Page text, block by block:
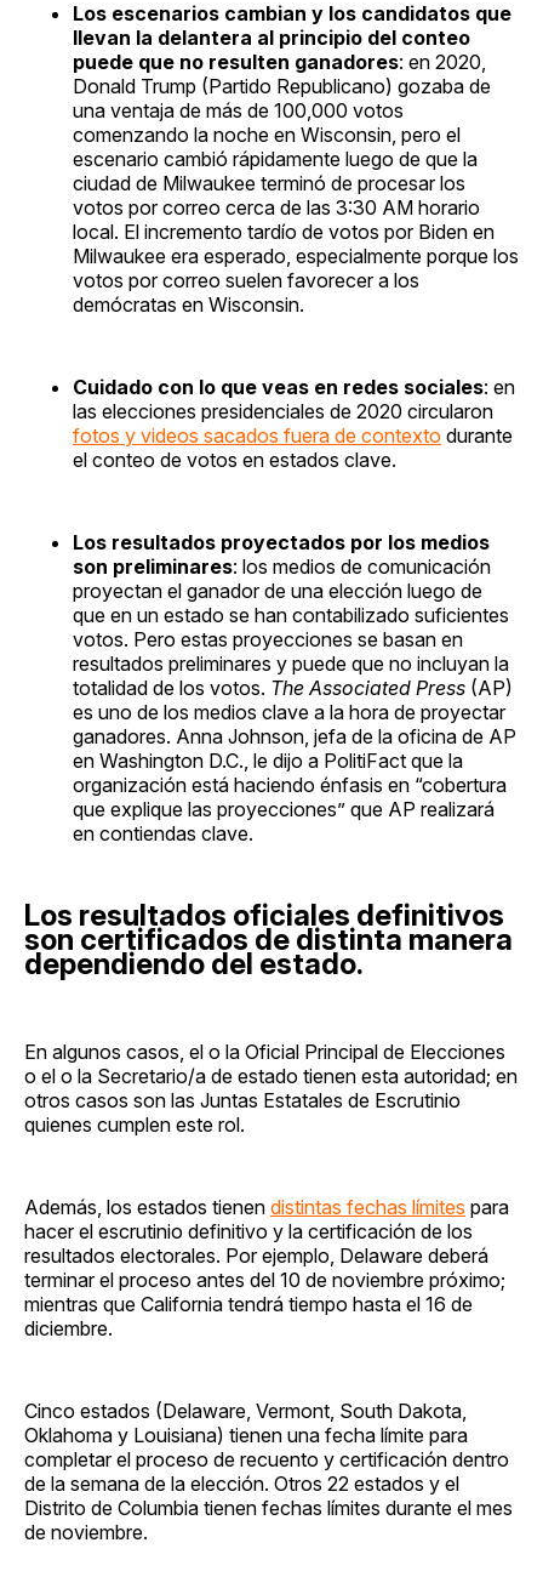
Los escenarios cambian y los candidatos que
llevan la delantera al principio del conteo
puede que no resulten ganadores: en 2020,
Donald Trump (Partido Republicano) gozaba de
una ventaja de más de 100,000 votos
comenzando la noche en Wisconsin, pero el
escenario cambió rápidamente luego de que la
ciudad de Milwaukee terminó de procesar los
votos por correo cerca de las 3:30 AM horario
local. El incremento tardío de votos por Biden en
Milwaukee era esperado, especialmente porque los
votos por correo suelen favorecer a los
demócratas en Wisconsin.
Cuidado con lo que veas en redes sociales: en
las elecciones presidenciales de 2020 circularon
fotos y videos sacados fuera de contexto durante
el conteo de votos en estados clave.
Los resultados proyectados por los medios
son preliminares: los medios de comunicación
proyectan el ganador de una elección luego de
que en un estado se han contabilizado suficientes
votos. Pero estas proyecciones se basan en
resultados preliminares y puede que no incluyan la
totalidad de los votos. The Associated Press (AP)
es uno de los medios clave a la hora de proyectar
ganadores. Anna Johnson, jefa de la oficina de AP
en Washington D.C., le dijo a PolitiFact que la
organización está haciendo énfasis en “cobertura
que explique las proyecciones” que AP realizará
en contiendas clave.
Los resultados oficiales definitivos
son certificados de distinta manera
dependiendo del estado.
En algunos casos, el o la Oficial Principal de Elecciones
o el o la Secretario/a de estado tienen esta autoridad; en
otros casos son las Juntas Estatales de Escrutinio
quienes cumplen este rol.
Además, los estados tienen distintas fechas límites para
hacer el escrutinio definitivo y la certificación de los
resultados electorales. Por ejemplo, Delaware deberá
terminar el proceso antes del 10 de noviembre próximo;
mientras que California tendrá tiempo hasta el 16 de
diciembre.
Cinco estados (Delaware, Vermont, South Dakota,
Oklahoma y Louisiana) tienen una fecha límite para
completar el proceso de recuento y certificación dentro
de la semana de la elección. Otros 22 estados y el
Distrito de Columbia tienen fechas límites durante el mes
de noviembre.